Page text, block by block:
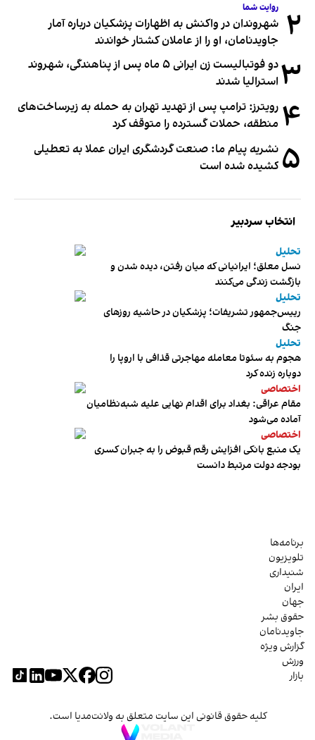
۲ روایت شما
شهروندان در واکنش به اظهارات پزشکیان درباره آمار
جاویدنامان، او را از عاملان کشتار خواندند
۳
دو فوتبالیست زن ایرانی ۵ ماه پس از پناهندگی، شهروند
استرالیا شدند
۴ رویترز: ترامپ پس از تهدید تهران به حمله به زیرساخت‌های
منطقه، حملات گسترده را متوقف کرد
۵ نشریه پیام ما: صنعت گردشگری ایران عملا به تعطیلی
کشیده شده است
انتخاب سردبیر
تحلیل
نسل معلق؛ ایرانیانی که میان رفتن، دیده شدن و
بازگشت زندگی می‌کنند
تحلیل
رییس‌جمهور تشریفات؛ پزشکیان در حاشیه روزهای
جنگ
تحلیل
هجوم به سئوتا معامله مهاجرتی قذافی با اروپا را
دوباره زنده کرد
اختصاصی
مقام عراقی: بغداد برای اقدام نهایی علیه شبه‌نظامیان
آماده می‌شود
اختصاصی
یک منبع بانکی افزایش رقم قبوض را به جبران کسری
بودجه دولت مرتبط دانست
برنامه‌ها
تلویزیون
شنیداری
ایران
جهان
حقوق بشر
جاویدنامان
گزارش ویژه
ورزش
بازار
کلیه حقوق قانونی این سایت متعلق به ولانت‌مدیا است.